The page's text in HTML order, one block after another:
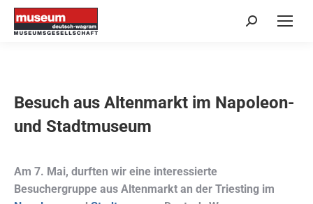
Search:
Besuch aus Altenmarkt im Napoleon-
und Stadtmuseum
Am 7. Mai, durften wir eine interessierte
Besuchergruppe aus Altenmarkt an der Triesting im